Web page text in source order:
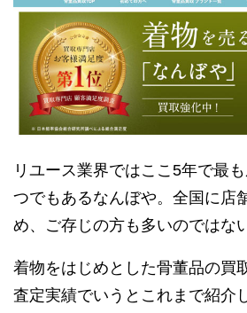
リユース業界ではここ5年で最
つでもあるなんぼや。全国に店
め、ご存じの方も多いのではな
着物をはじめとした骨董品の買
査定実績でいうとこれまで紹介